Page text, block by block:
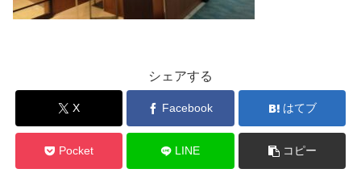
シェアする
X Facebook はてブ
Pocket LINE コピー